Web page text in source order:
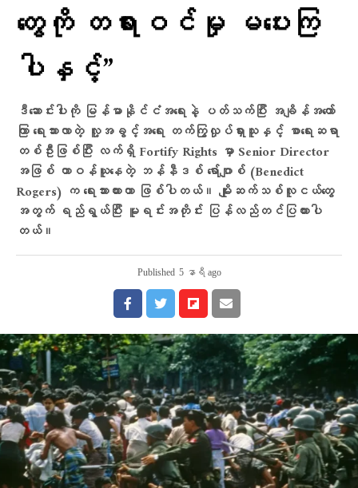
တွေကို တရားဝင်မှု မပေးကြ
ပါနှင့်”
ဒီဆောင်းပါးကို မြန်မာနိုင်ငံအရေးနဲ့ ပတ်သက်ပြီး အချိန်အတော်
ကြာ ရေးသားလာတဲ့ လူ့အခွင့်အရေး တက်ကြွလှုပ်ရှားသူနှင့် စာရေးဆရာ
တစ်ဦးဖြစ်ပြီး လက်ရှိ Fortify Rights မှာ Senior Director
အဖြစ် တာဝန်ယူနေတဲ့ ဘန်နီဒစ် ရော်ဂျာစ် (Benedict
Rogers) က ရေးသားထားတာ ဖြစ်ပါတယ်။ မျိုးဆက်သစ်လူငယ်တွေ
အတွက် ရည်ရွယ်ပြီး မူရင်းအတိုင်း ပြန်လည်တင်ပြထားပါ
တယ်။
Published 5 နာရီ ago